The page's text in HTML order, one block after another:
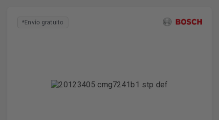
*Envío gratuito